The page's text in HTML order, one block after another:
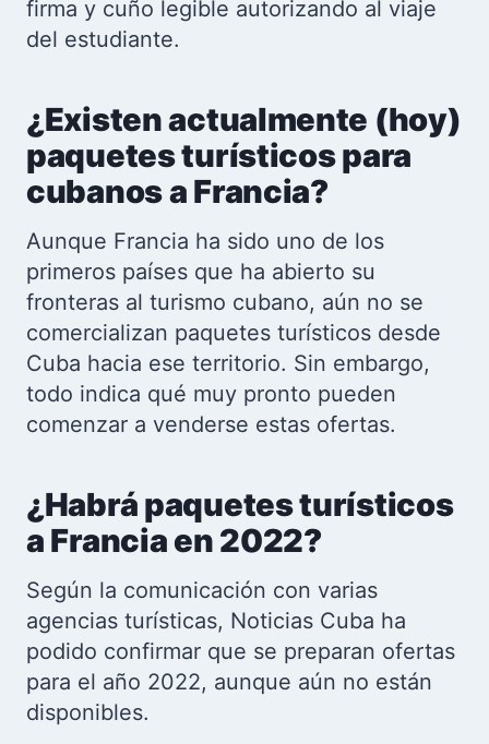
firma y cuño legible autorizando al viaje
del estudiante.
¿Existen actualmente (hoy)
paquetes turísticos para
cubanos a Francia?
Aunque Francia ha sido uno de los
primeros países que ha abierto su
fronteras al turismo cubano, aún no se
comercializan paquetes turísticos desde
Cuba hacia ese territorio. Sin embargo,
todo indica qué muy pronto pueden
comenzar a venderse estas ofertas.
¿Habrá paquetes turísticos
a Francia en 2022?
Según la comunicación con varias
agencias turísticas, Noticias Cuba ha
podido confirmar que se preparan ofertas
para el año 2022, aunque aún no están
disponibles.